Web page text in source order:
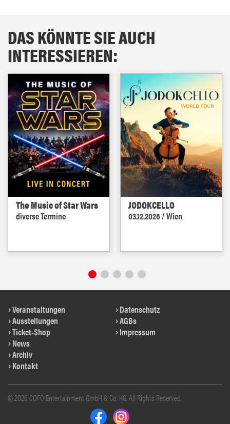
DAS KÖNNTE SIE AUCH
INTERESSIEREN:
The Music of Star Wars
diverse Termine
JODOKCELLO
03.12.2026 / Wien
Veranstaltungen
Ausstellungen
Ticket-Shop
News
Archiv
Kontakt
Datenschutz
AGBs
Impressum
© 2026 COFO Entertainment GmbH & Co. KG. All Rights Reserved.